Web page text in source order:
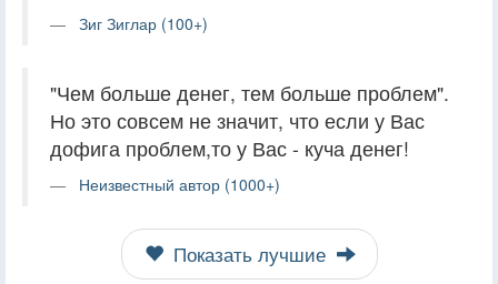
Зиг Зиглар (100+)
"Чем больше денег, тем больше проблем".
Но это совсем не значит, что если у Вас
дофига проблем,то у Вас - куча денег!
Неизвестный автор (1000+)
Показать лучшие